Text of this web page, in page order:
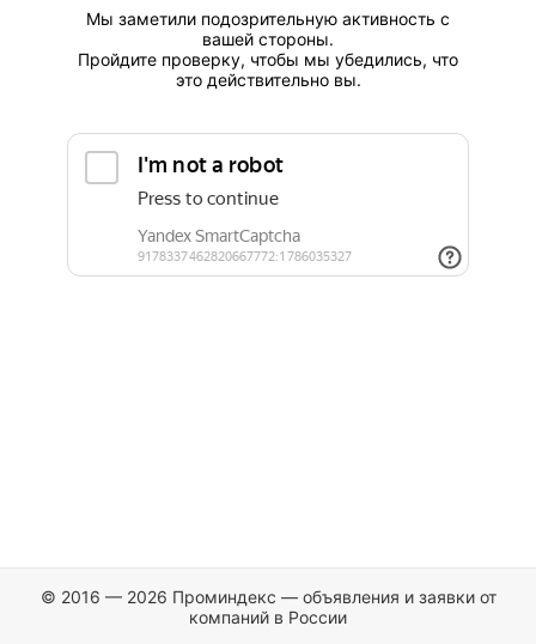
Мы заметили подозрительную активность с
вашей стороны.
Пройдите проверку, чтобы мы убедились, что
это действительно вы.
© 2016 — 2026 Проминдекс — объявления и заявки от
компаний в России